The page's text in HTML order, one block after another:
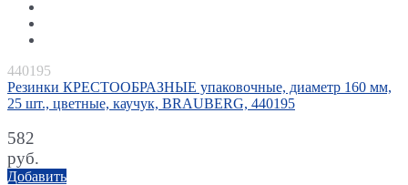
440195
Резинки КРЕСТООБРАЗНЫЕ упаковочные, диаметр 160 мм,
25 шт., цветные, каучук, BRAUBERG, 440195
582
руб.
Добавить